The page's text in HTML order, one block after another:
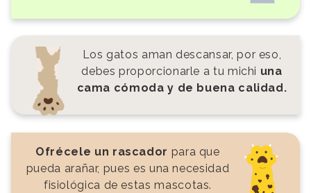
Los gatos aman descansar, por eso,
debes proporcionarle a tu michi una
cama cómoda y de buena calidad.
Ofrécele un rascador para que
pueda arañar, pues es una necesidad
fisiológica de estas mascotas.